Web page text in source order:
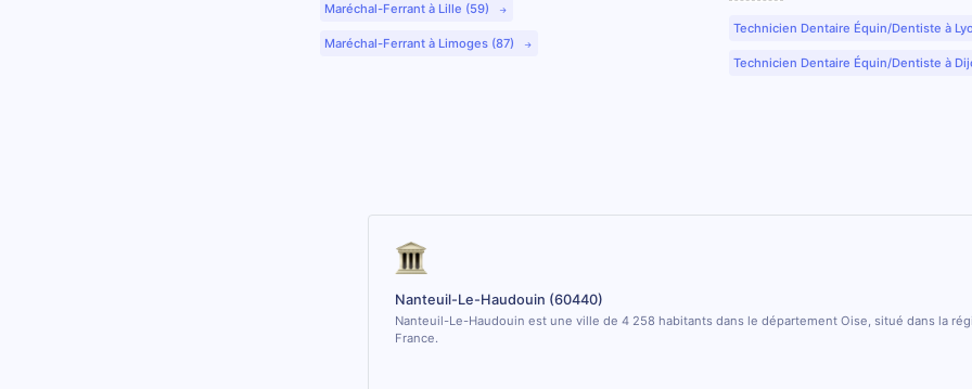
Maréchal-Ferrant à Lille (59)
Maréchal-Ferrant à Limoges (87)
Technicien Dentaire Équin/Dentiste à
Technicien Dentaire Équin/Dentiste à
Nanteuil-Le-Haudouin (60440)
Nanteuil-Le-Haudouin est une ville de 4 258 habitants dans le département Oise, situé dans la
France.